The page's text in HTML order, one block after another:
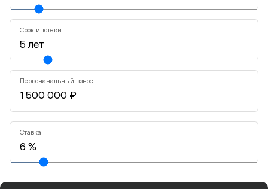
Срок ипотеки
Первоначальный взнос
Ставка